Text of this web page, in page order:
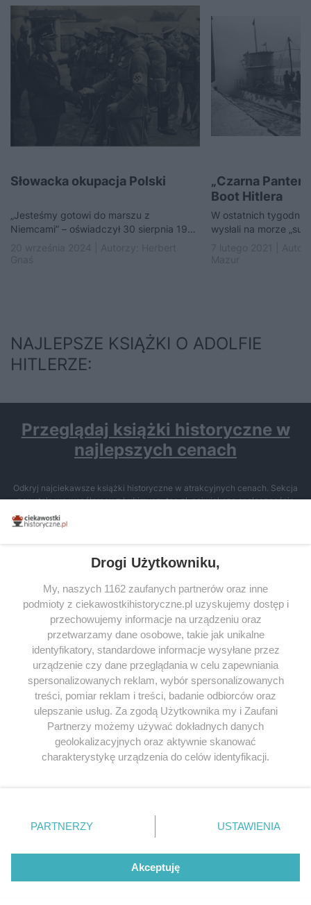
Słowacka okupacja Polski
„Jesteśmy gotowi do marszu z
Niemcami” – oświadczył 30 sierpnia 1939
„Czarna
Boot Hitlera
W ostatnich
wysłali na morze
NAJLEPSZE KSIĄŻKI O ADOLFIE
HITLERZE:
Przeglądaj książki historyczne w
najlepszych cenach
Odkryj najciekawsze książki historyczne w atrakcyjnych cenach. Sekcja
powstała we współpracy z Lubimyczytac.pl, największą społecznością
miłośników literatury w Polsce – dzięki temu możesz wybierać spośród
tytułów najwyżej ocenianych przez czytelników.
SERWIS
SPOŁECZNOŚĆ
WSPÓŁPRACA
KONTAKT
ODWIEDŹ RÓWNIEŻ:
Drogi Użytkowniku,
My, naszych 1162 zaufanych partnerów oraz inne
podmioty z ciekawostkihistoryczne.pl uzyskujemy dostęp i
przechowujemy informacje na urządzeniu oraz
przetwarzamy dane osobowe, takie jak unikalne
identyfikatory, standardowe informacje wysyłane przez
urządzenie czy dane przeglądania w celu zapewniania
spersonalizowanych reklam, wybór spersonalizowanych
treści, pomiar reklam i treści, badanie odbiorców oraz
ulepszanie usług. Za zgodą Użytkownika my i Zaufani
Partnerzy możemy używać dokładnych danych
geolokalizacyjnych oraz aktywnie skanować
charakterystykę urządzenia do celów identyfikacji.
zmienić/wycofać klikając przycisk ustawień prywatności
znajdujący się w lewym dolnym rogu strony
. Niektóre
użytkownika, ale masz prawo sprzeciwić się takiemu
przetwarzaniu. Preferencje będą miały zastosowania tylko
PARTNERZY USTAWIENIA
Akceptuję